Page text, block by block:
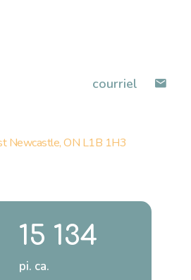
courriel
Newcastle, ON L1B 1H3
15 134
pi. ca.